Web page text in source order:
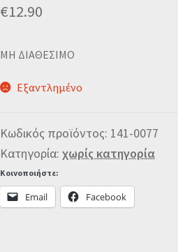
€12.90
MΗ ΔΙΑΘΕΣΙΜΟ
Εξαντλημένο
Κωδικός προϊόντος: 141-0077
Κατηγορία: χωρίς κατηγορία
Κοινοποιήστε:
Email Facebook